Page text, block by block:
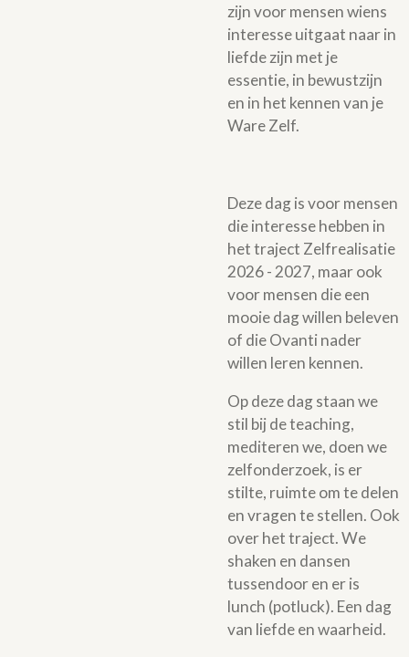
zijn voor mensen wiens
interesse uitgaat naar in
liefde zijn met je
essentie, in bewustzijn
en in het kennen van je
Ware Zelf.
Deze dag is voor mensen
die interesse hebben in
het traject Zelfrealisatie
2026 - 2027, maar ook
voor mensen die een
mooie dag willen beleven
of die Ovanti nader
willen leren kennen.
Op deze dag staan we
stil bij de teaching,
mediteren we, doen we
zelfonderzoek, is er
stilte, ruimte om te delen
en vragen te stellen. Ook
over het traject. We
shaken en dansen
tussendoor en er is
lunch (potluck). Een dag
van liefde en waarheid.